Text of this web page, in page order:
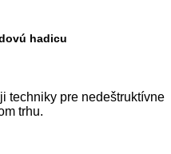
hadicu
techniky pre nedeštruktívne
trhu.